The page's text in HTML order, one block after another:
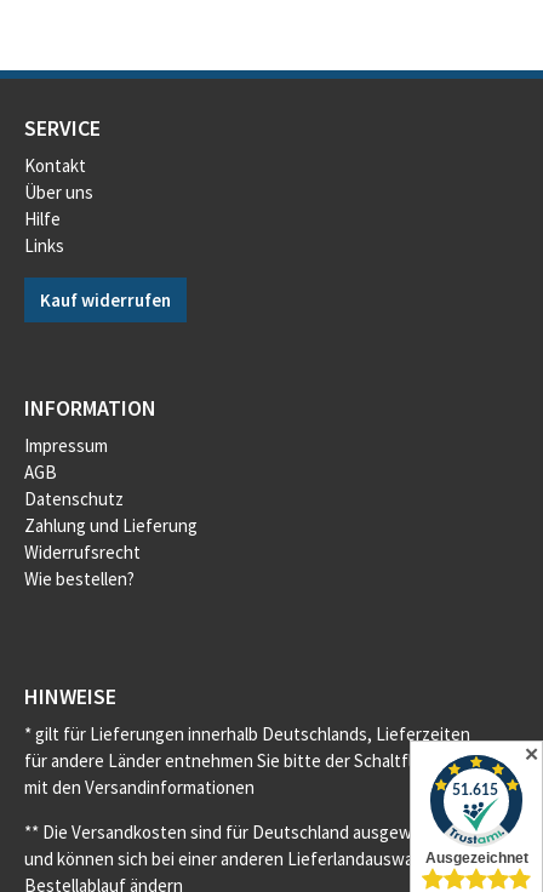
SERVICE
Kontakt
Über uns
Hilfe
Links
Kauf widerrufen
INFORMATION
Impressum
AGB
Datenschutz
Zahlung und Lieferung
Widerrufsrecht
Wie bestellen?
HINWEISE
* gilt für Lieferungen innerhalb Deutschlands, Lieferzeiten
für andere Länder entnehmen Sie bitte der Schaltfläche
mit den Versandinformationen
** Die Versandkosten sind für Deutschland ausgewiesen
und können sich bei einer anderen Lieferlandauswahl im
Bestellablauf ändern
✕